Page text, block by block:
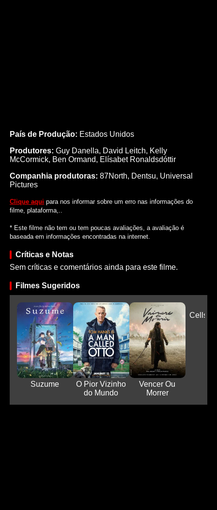
País de Produção: Estados Unidos
Produtores: Guy Danella, David Leitch, Kelly
McCormick, Ben Ormand, Elísabet Ronaldsdóttir
Companhia produtoras: 87North, Dentsu, Universal
Pictures
Clique aqui para nos informar sobre um erro nas informações do
filme, plataforma,..
* Este filme não tem ou tem poucas avaliações, a avaliação é
baseada em informações encontradas na internet.
Críticas e Notas
Sem críticas e comentários ainda para este filme.
Filmes Sugeridos
Suzume
O Pior Vizinho
do Mundo
Vencer Ou
Morrer
Cells